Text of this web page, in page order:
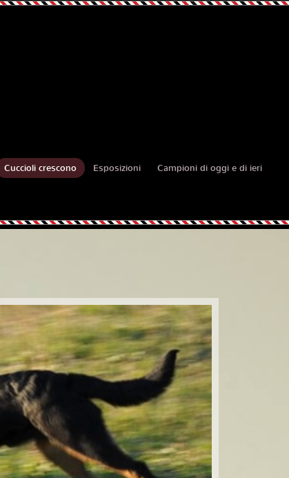
Cuccioli crescono Esposizioni
Campioni di oggi e di ieri